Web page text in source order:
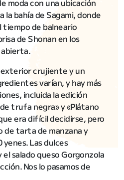
moda con una ubicación
la bahía de Sagami, donde
de balneario
de Shonan en los
crujiente y un
varían, y hay más
incluida la edición
trufa negra» y «Plátano
era difícil decidirse, pero
de tarta de manzana y
Las dulces
salado queso Gorgonzola
Nos lo pasamos de